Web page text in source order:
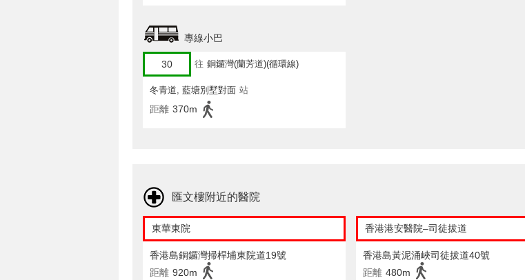
專線小巴
30 往 銅鑼灣(蘭芳道)(循環線)
冬青道, 藍塘別墅對面 站
距離 370m
匯文樓附近的醫院
東華東院
香港島銅鑼灣掃桿埔東院道19號
距離 920m
香港港安醫院–司徒拔道
香港島黃泥涌峽司徒拔道40號
距離 480m